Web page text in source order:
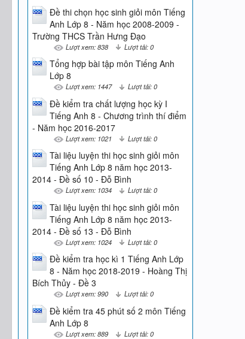
Đề thi chọn học sinh giỏi môn Tiếng
Anh Lớp 8 - Năm học 2008-2009 -
Trường THCS Trần Hưng Đạo
Lượt xem: 838 Lượt tải: 0
Tổng hợp bài tập môn Tiếng Anh
Lớp 8
Lượt xem: 1447 Lượt tải: 0
Đề kiểm tra chất lượng học kỳ I
Tiếng Anh 8 - Chương trình thí điểm
- Năm học 2016-2017
Lượt xem: 1021 Lượt tải: 0
Tài liệu luyện thi học sinh giỏi môn
Tiếng Anh Lớp 8 năm học 2013-
2014 - Đề số 10 - Đỗ Bình
Lượt xem: 1034 Lượt tải: 0
Tài liệu luyện thi học sinh giỏi môn
Tiếng Anh Lớp 8 năm học 2013-
2014 - Đề số 13 - Đỗ Bình
Lượt xem: 1024 Lượt tải: 0
Đề kiểm tra học kì 1 Tiếng Anh Lớp
8 - Năm học 2018-2019 - Hoàng Thị
Bích Thủy - Đề 3
Lượt xem: 990 Lượt tải: 0
Đề kiểm tra 45 phút số 2 môn Tiếng
Anh Lớp 8
Lượt xem: 889 Lượt tải: 0